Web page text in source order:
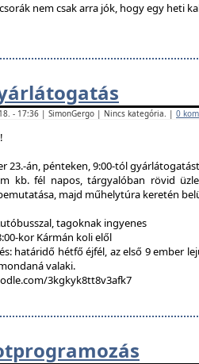
nem csak arra jók, hogy egy heti
- 17:36 | SimonGergo | Nincs kategória. | 0
23.-án, pénteken, 9:00-tól
kb. fél napos, tárgyalóban rövid
majd műhelytúra keretén
tagoknak ingyenes
kor Kármán koli elől
határidő hétfő éjfél, az első 9 ember
valaki.
3kgkyk8tt8v3afk7